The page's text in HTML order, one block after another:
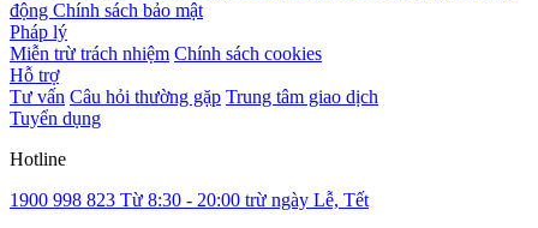
động Chính sách bảo mật
Pháp lý
Miễn trừ trách nhiệm Chính sách cookies
Hỗ trợ
Tư vấn Câu hỏi thường gặp Trung tâm giao dịch
Tuyển dụng
Hotline
1900 998 823 Từ 8:30 - 20:00 trừ ngày Lễ, Tết